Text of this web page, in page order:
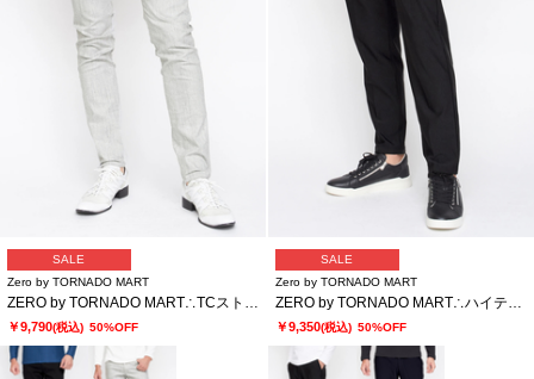
SALE
Zero by TORNADO MART
￥9,790(税込) 50%OFF
SALE
Zero by TORNADO MART
￥9,350(税込) 50%OFF